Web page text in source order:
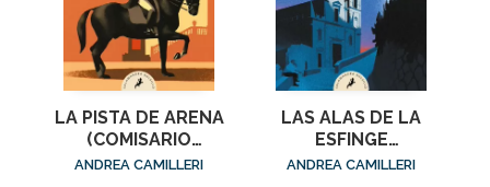
LA PISTA DE ARENA
(COMISARIO
MONTALBANO 16)
ANDREA CAMILLERI
LAS ALAS DE LA
ESFINGE
(COMISARIO
ANDREA CAMILLERI